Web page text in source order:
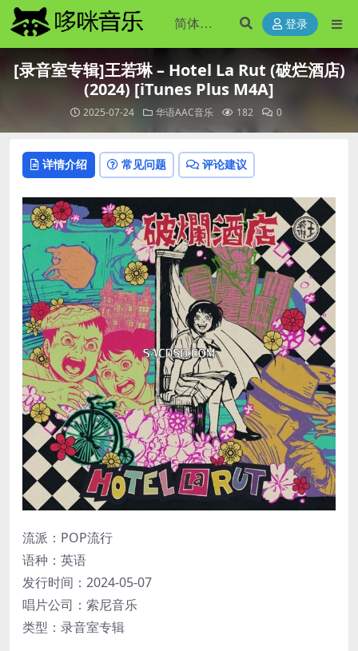
登录
[录音室专辑]王若琳 – Hotel La Rut (破烂酒店)
(2024) [iTunes Plus M4A]
2025-07-24 华语AAC音乐 182 0
详情介绍 常见问题 评论建议
流派：POP流行
语种：英语
发行时间：2024-05-07
唱片公司：索尼音乐
类型：录音室专辑